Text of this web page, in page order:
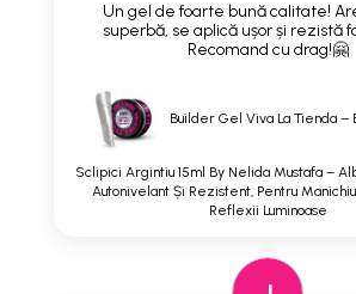
Un gel de foarte bună calitate!
superbă, se aplică ușor și rezistă
Recomand cu drag!🤗
Builder Gel Viva La Tienda –
Sclipici Argintiu 15ml By Nelida Mustafa –
Autonivelant Și Rezistent, Pentru
Reflexii Luminoase